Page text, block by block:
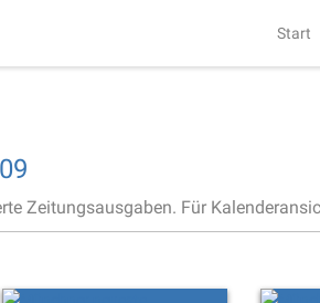
Start
Zeitungsausgaben. Für